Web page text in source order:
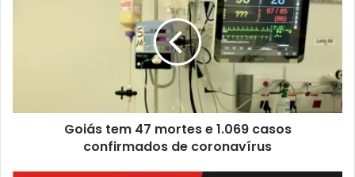
Goiás tem 47 mortes e 1.069 casos
confirmados de coronavírus